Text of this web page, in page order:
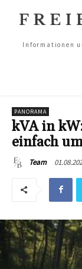
Informationen
PANORAMA
kVA in
einfach
Team